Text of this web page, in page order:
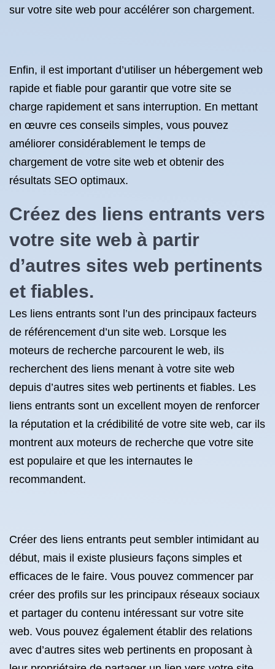
sur votre site web pour accélérer son chargement.
Enfin, il est important d’utiliser un hébergement web
rapide et fiable pour garantir que votre site se
charge rapidement et sans interruption. En mettant
en œuvre ces conseils simples, vous pouvez
améliorer considérablement le temps de
chargement de votre site web et obtenir des
résultats SEO optimaux.
Créez des liens entrants vers
votre site web à partir
d’autres sites web pertinents
et fiables.
Les liens entrants sont l’un des principaux facteurs
de référencement d’un site web. Lorsque les
moteurs de recherche parcourent le web, ils
recherchent des liens menant à votre site web
depuis d’autres sites web pertinents et fiables. Les
liens entrants sont un excellent moyen de renforcer
la réputation et la crédibilité de votre site web, car ils
montrent aux moteurs de recherche que votre site
est populaire et que les internautes le
recommandent.
Créer des liens entrants peut sembler intimidant au
début, mais il existe plusieurs façons simples et
efficaces de le faire. Vous pouvez commencer par
créer des profils sur les principaux réseaux sociaux
et partager du contenu intéressant sur votre site
web. Vous pouvez également établir des relations
avec d’autres sites web pertinents en proposant à